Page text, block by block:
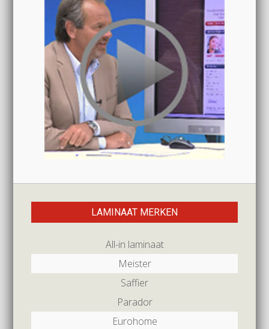
LAMINAAT MERKEN
All-in laminaat
Meister
Saffier
Parador
Eurohome